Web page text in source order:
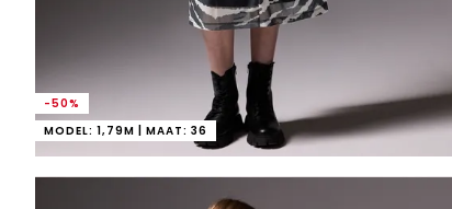
-50%
MODEL: 1,79M | MAAT: 36